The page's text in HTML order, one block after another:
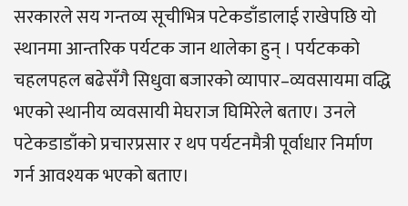
सरकारले सय गन्तव्य सूचीभित्र पटेकडाँडालाई राखेपछि यो
स्थानमा आन्तरिक पर्यटक जान थालेका हुन् । पर्यटकको
चहलपहल बढेसँगै सिधुवा बजारको व्यापार–व्यवसायमा वद्धि
भएको स्थानीय व्यवसायी मेघराज घिमिरेले बताए। उनले
पटेकडाडाँको प्रचारप्रसार र थप पर्यटनमैत्री पूर्वाधार निर्माण
गर्न आवश्यक भएको बताए।